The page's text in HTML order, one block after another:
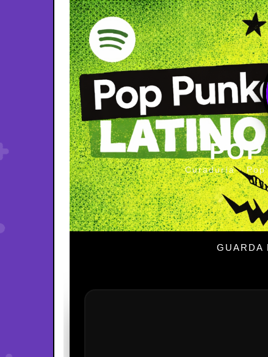
Curaduría · Pop
GUARDA